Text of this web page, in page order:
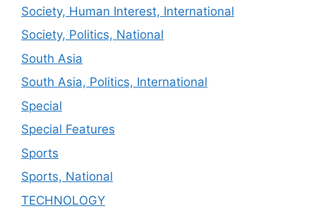
Society, Human Interest, International
Society, Politics, National
South Asia
South Asia, Politics, International
Special
Special Features
Sports
Sports, National
TECHNOLOGY